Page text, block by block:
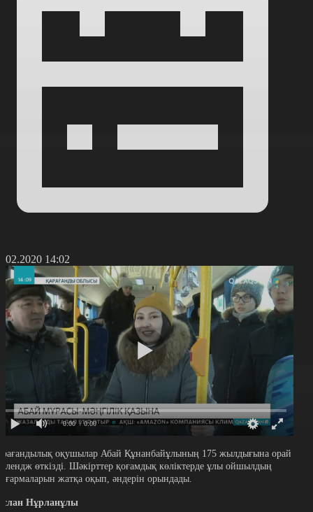
14:02
0:00 / 0:00
оқушылар Абай Құнанбайұлының 175 жылдығына орай
өткізді. Шәкірттер қоғамдық көліктерде ұлы ойшылдың
жатқа оқып, әндерін орындады.
Нұрланұлы